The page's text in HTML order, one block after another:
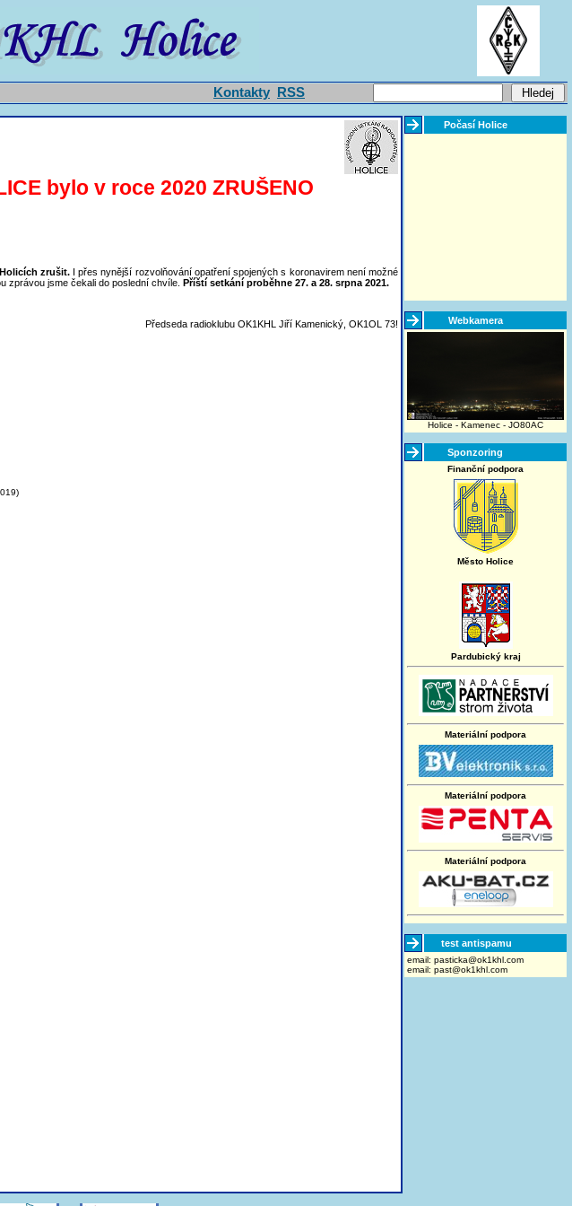
Kontakty RSS
bylo v roce 2020 ZRUŠENO
zrušit.I přes nynější rozvolňování opatření spojených s koronavirem není možné
zprávou jsme čekali do poslední chvíle. Příští setkání proběhne 27. a 28. srpna 2021.
Předseda radioklubu OK1KHL Jiří Kamenický, OK1OL 73!
Počasí Holice
Webkamera
Holice - Kamenec - JO80AC
Sponzoring
Finanční podpora
Město Holice
Pardubický kraj
Materiální podpora
Materiální podpora
Materiální podpora
test antispamu
email: moc.lhk1ko@akcitsap
email: past@ok1khl.com